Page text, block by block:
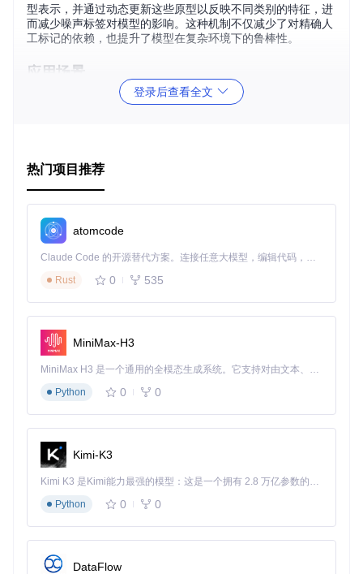
型表示，并通过动态更新这些原型以反映不同类别的特征，进
而减少噪声标签对模型的影响。这种机制不仅减少了对精确人
工标记的依赖，也提升了模型在复杂环境下的鲁棒性。
应用场景
PiCO的创新应用广泛，特别是在数据质量参差不齐的领域，
模型的泛化能力和准确性，降低标注成本。
高效处理部分标签
程。
卓越性能：在CIFAR-10和CIFAR-100上展现出了领先于同
行的性能，即使面对高比例的未知标签。
持续进化
化，进一步提高了鲁棒性和实用性。
PiCO不仅仅是一个技术项目，它是对抗数据不确定性的一场
革新。对于研究人员和开发者来说，PiCO提供了一个强大的
工具包，帮助他们在有限或有噪声的标签环境中挖掘数据的深
层价值。无论是学术研究还是工业应用，通过PiCO的探索，
我们看到了部分标签学习无限的可能性。现在就加入这场数据
利用的革命，体验PiCO带来的变革力量吧！
- **项目主页**: [HBZJu/PiCO](https://hbzju.github.io/pico/
**立即动手**
登录后查看全文
热门项目推荐
atomcode
Claude Code 的开源替代方案。连接任意大模型，编辑代码，运行命令，自动验证 — 全自动执行。用 Rust 构建，极致性能。 ｜ An open-source alternative to Claude Code. Connect any LLM, edit code, run commands, and verify changes — autonomously. Built in Rust for speed. Get Started
Rust
0 535
MiniMax-H3
MiniMax H3 是一个通用的全模态生成系统。它支持对由文本、图像、视频和音频组成的多模态上下文进行统一理解，并能生成分辨率高达 2K、时长可达 15 秒的带原生立体声音频的视频。得益于面向任务泛化的系统设计，H3 在预训练阶段就已具备广泛的多模态上下文理解与生成能力，能够出色地执行复杂的多模态指令。
Python
0 0
Kimi-K3
Kimi K3 是Kimi能力最强的模型：这是一个拥有 2.8 万亿参数的混合专家（MoE）模型，具备原生视觉理解能力，并支持 100 万 token 的上下文窗口。
Python
0 0
DataFlow